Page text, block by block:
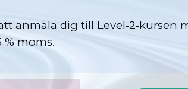
anmäla dig till Level‑2‑kursen
% moms.